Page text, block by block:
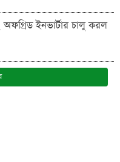
ইনভার্টার চালু করল